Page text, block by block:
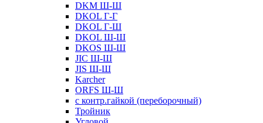
DKM Ш-Ш
DKOL Г-Г
DKOL Г-Ш
DKOL Ш-Ш
DKOS Ш-Ш
JIC Ш-Ш
JIS Ш-Ш
Karcher
ORFS Ш-Ш
с контр.гайкой (переборочный)
Тройник